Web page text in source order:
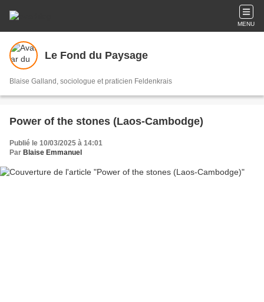
MENU
Le Fond du Paysage
Blaise Galland, sociologue et praticien Feldenkrais
Power of the stones (Laos-Cambodge)
Publié le 10/03/2025 à 14:01
Par Blaise Emmanuel